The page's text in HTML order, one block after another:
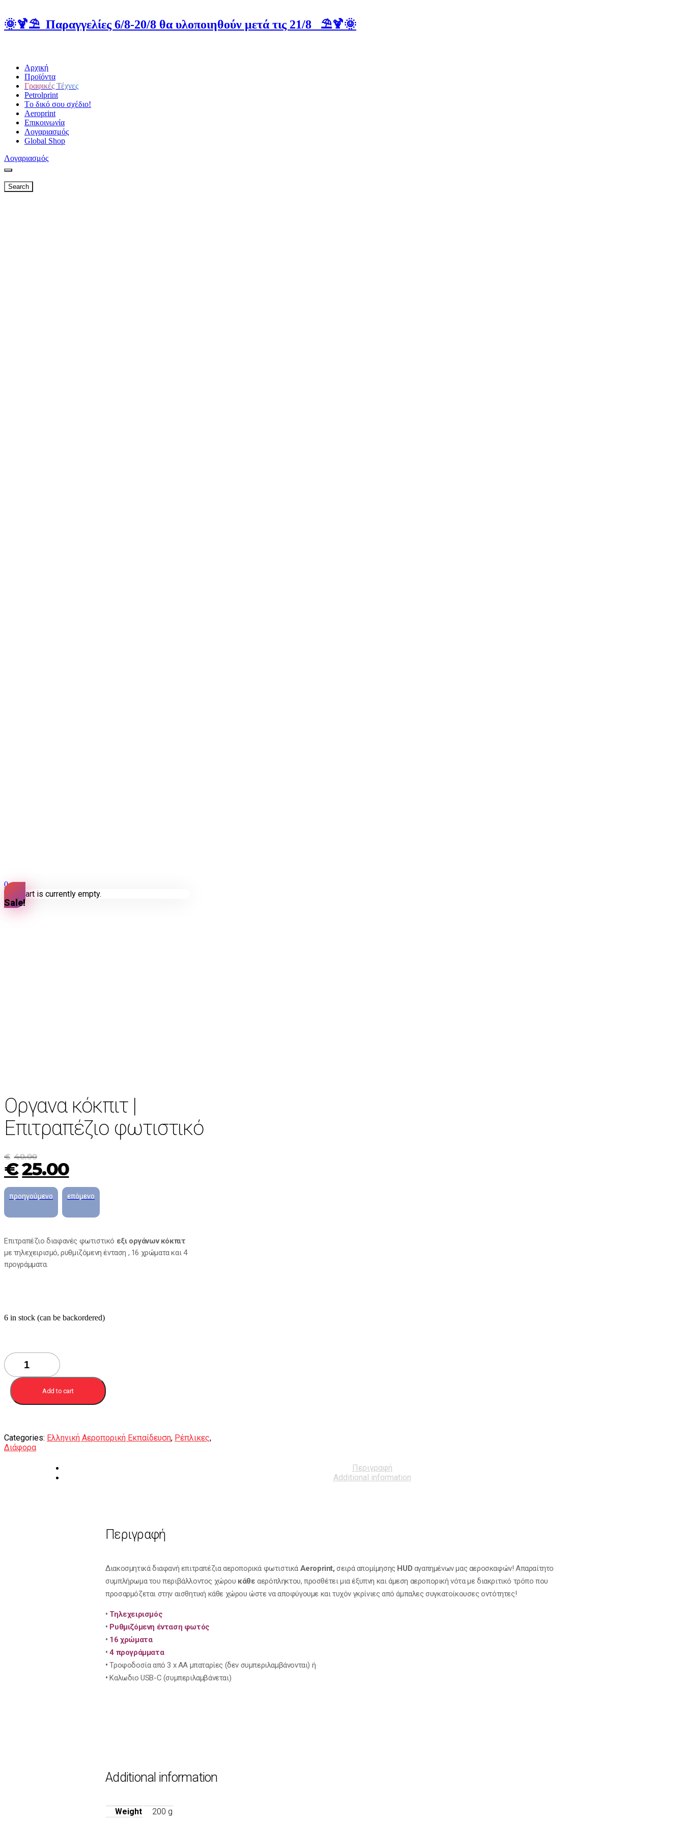
🌞🍹⛱️ Παραγγελίες 6/8-20/8 θα υλοποιηθούν μετά τις 21/8 ⛱️🍹🌞
Αρχική
Προϊόντα
Γραφικές Τέχνες
Petrolprint
Tο δικό σου σχέδιο!
Aeroprint
Επικοινωνία
Λογαριασμός
Global Shop
Λογαριασμός
0
Your cart is currently empty.
Sale!
Oργανα κόκπιτ |
Eπιτραπέζιο φωτιστικό
€ 40.00
€25.00
Επιτραπέζιο διαφανές φωτιστικό εξι οργάνων κόκπιτ
με τηλεχειρισμό, ρυθμιζόμενη ένταση , 16 χρώματα και 4
προγράμματα.
6 in stock (can be backordered)
Oργανα
κόκπιτ
Eπιτραπέζιο
φωτιστικό
quantity
Add to cart
Categories: Ελληνική Αεροπορική Εκπαίδευση, Ρέπλικες,
Διάφορα
Περιγραφή
Additional information
Περιγραφή
Διακοσμητικά διαφανή επιτραπέζια αεροπορικά φωτιστικά Aeroprint,σειρά απομίμησης HUD αγαπημένων μας αεροσκαφών! Απαραίτητο
συμπλήρωμα του περιβάλλοντος χώρου κάθε αερόπληκτου, προσθέτει μια έξυπνη και άμεση αεροπορική νότα με διακριτικό τρόπο που
προσαρμόζεται στην αισθητική κάθε χώρου ώστε να αποφύγουμε και τυχόν γκρίνιες από άμπαλες συγκατοίκουσες οντότητες!
• Τηλεχειρισμός
• Ρυθμιζόμενη ένταση φωτός
• 16 χρώματα
•4 προγράμματα
•Τροφοδοσία από 3 x ΑΑ μπαταρίες (δεν συμπεριλαμβάνονται) ή
•Kαλωδιο USB-C (συμπεριλαμβάνεται)
Additional information
Weight 200 g